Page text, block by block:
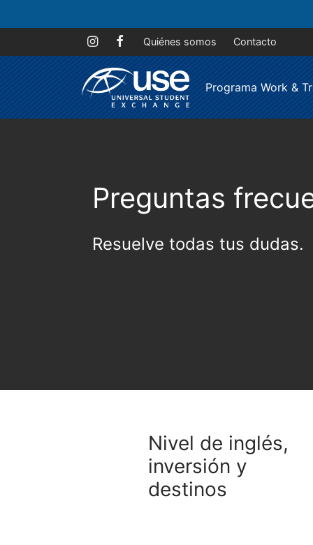
Quiénes somos Contacto
Programa Work &
Preguntas
Resuelve todas tus dudas.
Nivel de inglés,
inversión y
destinos